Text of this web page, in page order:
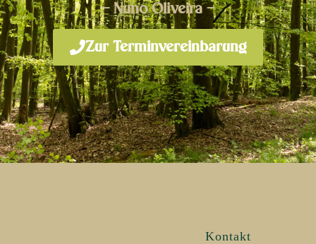
– Nuno Oliveira –
Zur Terminvereinbarung
Kontakt